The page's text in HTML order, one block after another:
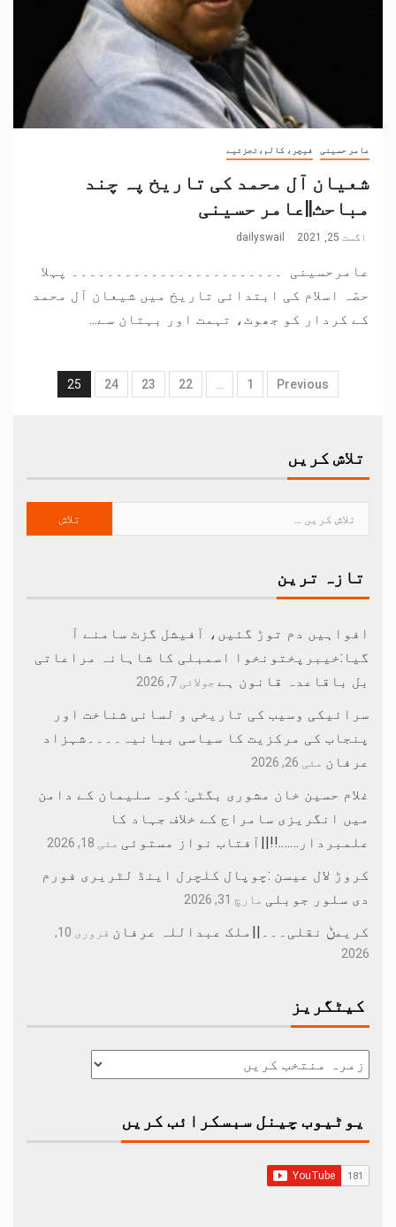
عامر حسینی فیچر، کالم،تجزئیے
شعیان آل محمد کی تاریخ پہ چند
مباحث||عامر حسینی
اگست 25, 2021 dailyswail
عامرحسینی ۔۔۔۔۔۔۔۔۔۔۔۔۔۔۔۔۔۔۔۔۔۔۔۔ پہلا
حصّہ اسلام کی ابتدائی تاریخ میں شیعان آل محمد
کے کردار کو جھوٹ، تہمت اور بہتان سے...
Previous
1
…
22
23
24
25
تلاش کریں
تازہ ترین
افواہیں دم توڑ گئیں، آفیشل گزٹ سامنے آ
گیا:خیبرپختونخوا اسمبلی کا شاہانہ مراعاتی
بل باقاعدہ قانون ہے جولائی 7, 2026
سرائیکی وسیب کی تاریخی و لسانی شناخت اور
پنجاب کی مرکزیت کا سیاسی بیانیہ۔۔۔۔شہزاد
عرفان مئی 26, 2026
غلام حسین خان مشوری بگٹی: کوہ سلیمان کے دامن
میں انگریزی سامراج کے خلاف جہاد کا
علمبردار…….!!||آفتاب نواز مستوئی مئی 18, 2026
کروڑ لال عیسن :چوپال کلچرل اینڈ لٹریری فورم
دی سلور جوبلی مارچ 31, 2026
کریمݨ نقلی۔۔۔||ملک عبداللہ عرفان
فروری 10,
2026
کیٹگریز
یوٹیوب چینل سبسکرائب کریں